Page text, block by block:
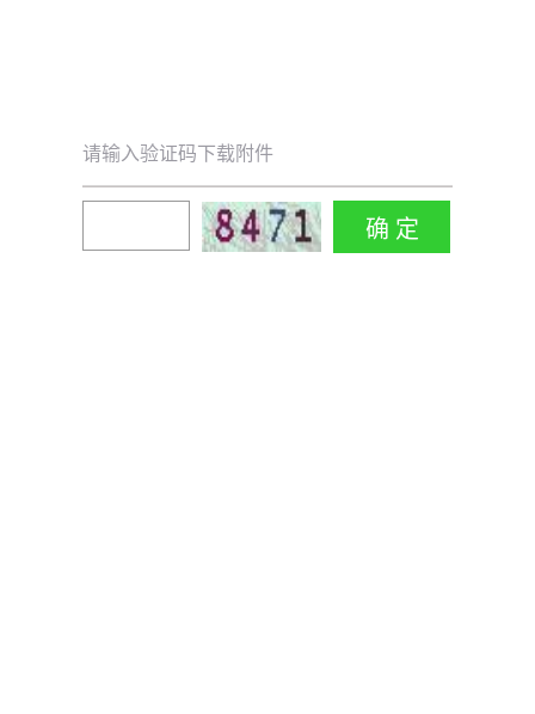
请输入验证码下载附件